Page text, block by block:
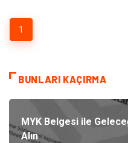
1
BUNLARI KAÇIRMA
MYK Belgesi ile
Alın